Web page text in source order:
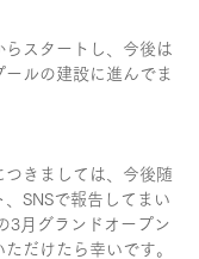
スタートし、今後は
ルの建設に進んでま
きましては、今後随
SNSで報告してまい
3月グランドオープン
だけたら幸いです。